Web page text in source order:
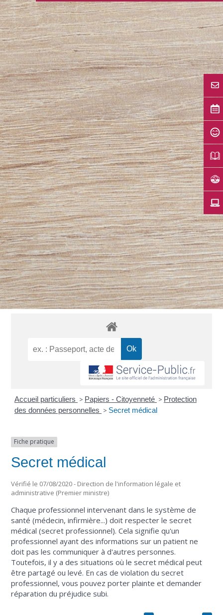
Accueil particuliers > Papiers - Citoyenneté > Protection
des données personnelles > Secret médical
Fiche pratique
Secret médical
Vérifié le 07/08/2020 - Direction de l'information légale et
administrative (Premier ministre)
Chaque professionnel intervenant dans le système de
santé (médecin, infirmière...) doit respecter le secret
médical (secret professionnel). Cela signifie qu'un
professionnel ayant des informations sur un patient ne
doit pas les communiquer à d'autres personnes.
Toutefois, il y a des situations où le secret médical peut
être partagé ou levé. En cas de violation du secret
professionnel, vous pouvez porter plainte et demander
réparation du préjudice subi.